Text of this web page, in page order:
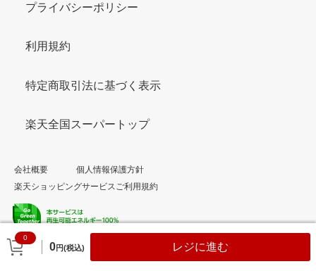
0
0円(税込) レジに進む
プライバシーポリシー
利用規約
特定商取引法に基づく表示
楽天全国スーパートップ
会社概要
個人情報保護方針
楽天ショッピングサービスご利用規約
© Rakuten Group, Inc.